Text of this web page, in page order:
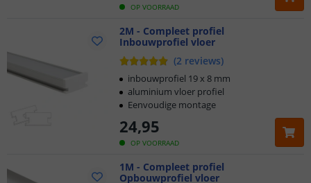
OP VOORRAAD
2M - Compleet profiel
Inbouwprofiel vloer
(2 reviews)
OP VOORRAAD
24,95
inbouwprofiel 19 x 8 mm
aluminium vloer profiel
Eenvoudige montage
1M - Compleet profiel
Opbouwprofiel vloer